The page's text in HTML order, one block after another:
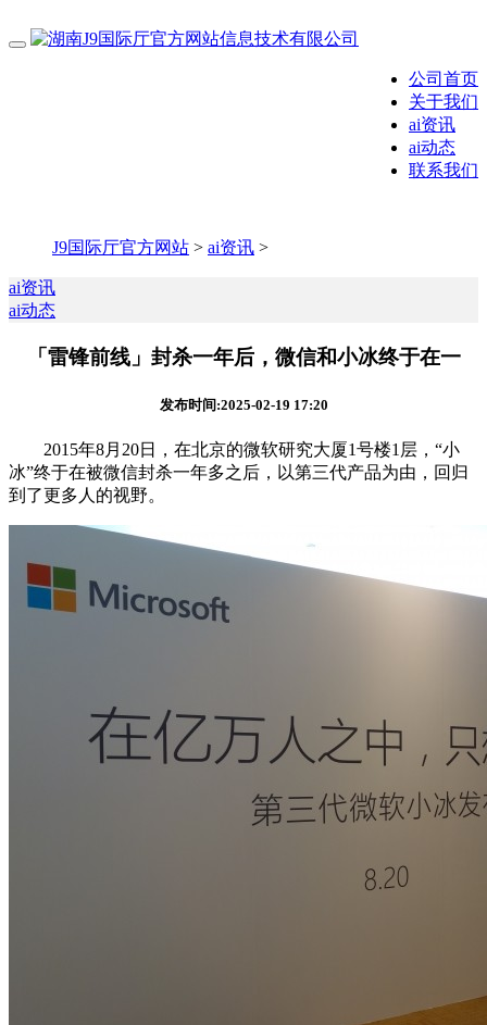
公司首页
关于我们
ai资讯
ai动态
联系我们
J9国际厅官方网站 > ai资讯 >
ai资讯
ai动态
「雷锋前线」封杀一年后，微信和小冰终于在一
发布时间:2025-02-19 17:20
2015年8月20日，在北京的微软研究大厦1号楼1层，“小
冰”终于在被微信封杀一年多之后，以第三代产品为由，回归
到了更多人的视野。